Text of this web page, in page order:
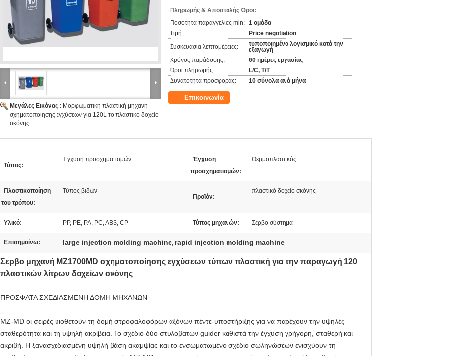
Μεγάλες Εικόνας : Μορφωματική πλαστική μηχανή
σχηματοποίησης εγχύσεων για 120L το πλαστικό δοχείο
σκόνης
Πληρωμής & Αποστολής Όροι:
Ποσότητα παραγγελίας min: 1 ομάδα
Τιμή:
Price negotiation
Συσκευασία λεπτομέρειες:
τυποποιημένο λογισμικό κατά την
εξαγωγή
Χρόνος παράδοσης:
60 ημέρες εργασίας
Όροι πληρωμής:
L/C, T/T
Δυνατότητα προσφοράς:
10 σύνολα ανά μήνα
Επικοινωνία
Τύπος:
Έγχυση προσχηματισμών
Έγχυση
προσχηματισμών:
Θερμοπλαστικός
Πλαστικοποίηση
του τρόπου:
Τύπος βιδών
Προϊόν:
πλαστικό δοχείο σκόνης
Υλικό: PP, PE, PA, PC, ABS, CP Τύπος μηχανών: Σερβο σύστημα
Επισημαίνω: large injection molding machine, rapid injection molding machine
Σερβο μηχανή MZ1700MD σχηματοποίησης εγχύσεων τύπων πλαστική για την παραγωγή 120
πλαστικών λίτρων δοχείων σκόνης
ΠΡΟΣΦΑΤΑ ΣΧΕΔΙΑΣΜΕΝΗ ΔΟΜΗ ΜΗΧΑΝΩΝ
MZ-MD οι σειρές υιοθετούν τη δομή στροφαλοφόρων αξόνων πέντε-υποστήριξης για να παρέχουν την υψηλές
σταθερότητα και τη υψηλή ακρίβεια. Το σχέδιο δύο στυλοβατών guider καθιστά την έγχυση γρήγορη, σταθερή και
ακριβή. Η ξανασχεδιασμένη υψηλή βάση ακαμψίας και το ενσωματωμένο σχέδιο σωληνώσεων ενισχύουν τη